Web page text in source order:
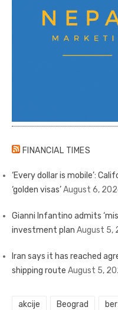
FINANCIAL TIMES
‘Every dollar is mobile’:
‘golden visas’August 6,
Gianni Infantino admits
investment plan August 5,
Iran says it has reached
shipping route August 5,
akcije Beograd